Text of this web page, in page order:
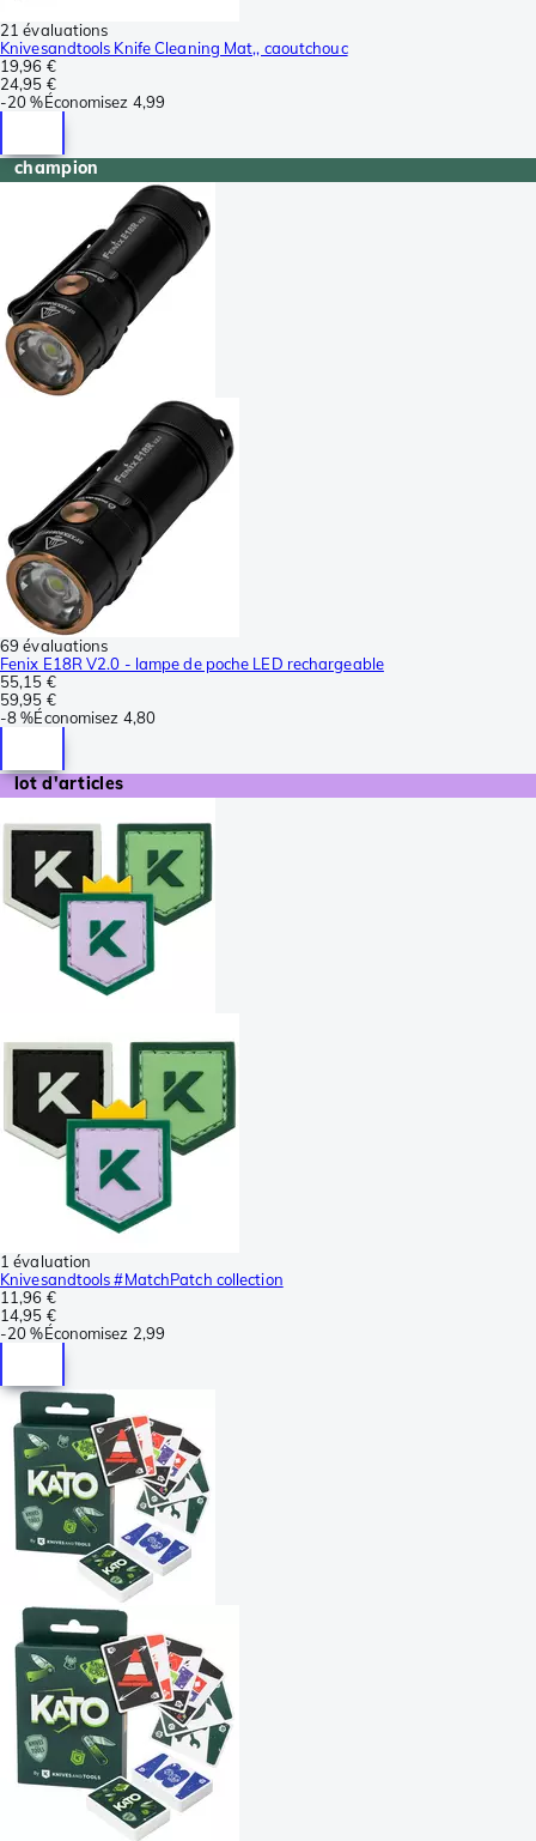
21 évaluations
Knivesandtools Knife Cleaning Mat,, caoutchouc
19,96 €
24,95 €
-20 %Économisez 4,99
champion
69 évaluations
Fenix E18R V2.0 - lampe de poche LED rechargeable
55,15 €
59,95 €
-8 %Économisez 4,80
lot d'articles
1 évaluation
Knivesandtools #MatchPatch collection
11,96 €
14,95 €
-20 %Économisez 2,99